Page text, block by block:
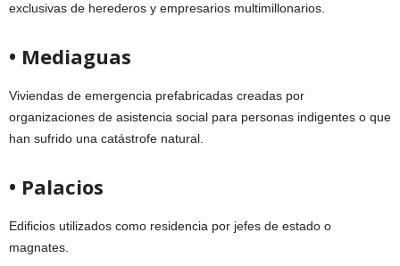
exclusivas de herederos y empresarios multimillonarios.
• Mediaguas
Viviendas de emergencia prefabricadas creadas por
organizaciones de asistencia social para personas indigentes o que
han sufrido una catástrofe natural.
• Palacios
Edificios utilizados como residencia por jefes de estado o
magnates.